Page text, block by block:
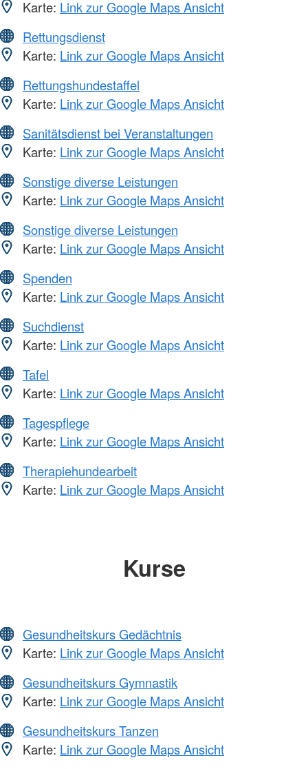
Karte: Link zur Google Maps Ansicht
Rettungsdienst
Karte: Link zur Google Maps Ansicht
Rettungshundestaffel
Karte: Link zur Google Maps Ansicht
Sanitätsdienst bei Veranstaltungen
Karte: Link zur Google Maps Ansicht
Sonstige diverse Leistungen
Karte: Link zur Google Maps Ansicht
Sonstige diverse Leistungen
Karte: Link zur Google Maps Ansicht
Spenden
Karte: Link zur Google Maps Ansicht
Suchdienst
Karte: Link zur Google Maps Ansicht
Tafel
Karte: Link zur Google Maps Ansicht
Tagespflege
Karte: Link zur Google Maps Ansicht
Therapiehundearbeit
Karte: Link zur Google Maps Ansicht
Kurse
Gesundheitskurs Gedächtnis
Karte: Link zur Google Maps Ansicht
Gesundheitskurs Gymnastik
Karte: Link zur Google Maps Ansicht
Gesundheitskurs Tanzen
Karte: Link zur Google Maps Ansicht